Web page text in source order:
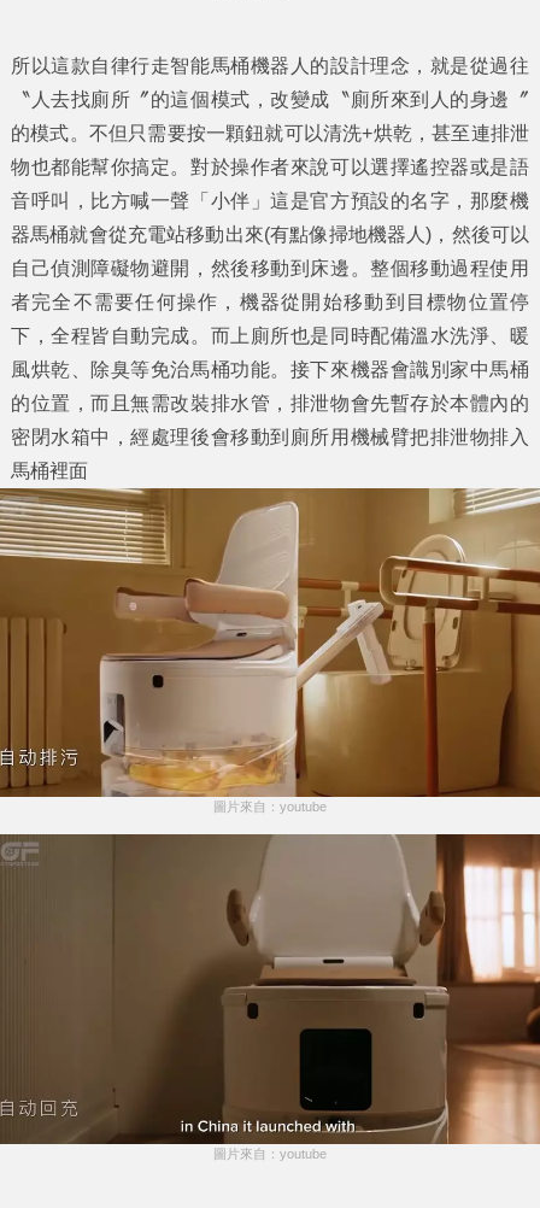
所以這款自律行走智能馬桶機器人的設計理念，就是從過往
〝人去找廁所〞的這個模式，改變成〝廁所來到人的身邊〞
的模式。不但只需要按一顆鈕就可以清洗+烘乾，甚至連排泄
物也都能幫你搞定。對於操作者來說可以選擇遙控器或是語
音呼叫，比方喊一聲「小伴」這是官方預設的名字，那麼機
器馬桶就會從充電站移動出來(有點像掃地機器人)，然後可以
自己偵測障礙物避開，然後移動到床邊。整個移動過程使用
者完全不需要任何操作，機器從開始移動到目標物位置停
下，全程皆自動完成。而上廁所也是同時配備溫水洗淨、暖
風烘乾、除臭等免治馬桶功能。接下來機器會識別家中馬桶
的位置，而且無需改裝排水管，排泄物會先暫存於本體內的
密閉水箱中，經處理後會移動到廁所用機械臂把排泄物排入
馬桶裡面
圖片來自：youtube
圖片來自：youtube